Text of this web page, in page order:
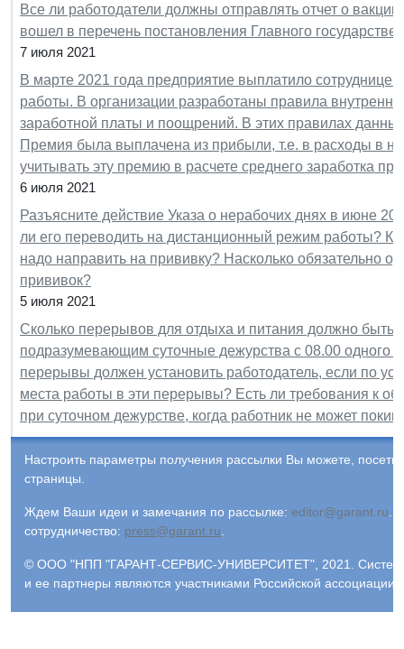
Все ли работодатели должны отправлять отчет о
вошел в перечень постановления Главного
7 июля 2021
В марте 2021 года предприятие выплатило
работы. В организации разработаны правила
заработной платы и поощрений. В этих правилах
Премия была выплачена из прибыли, т.е. в расходы в
учитывать эту премию в расчете среднего заработка
6 июля 2021
Разъясните действие Указа о нерабочих днях в июне
ли его переводить на дистанционный режим работы?
надо направить на прививку? Насколько обязательно
прививок?
5 июля 2021
Сколько перерывов для отдыха и питания должно
подразумевающим суточные дежурства с 08.00 одного
перерывы должен установить работодатель, если по
места работы в эти перерывы? Есть ли требования к
при суточном дежурстве, когда работник не может
Настроить параметры получения рассылки Вы можете,
страницы.
Ждем Ваши идеи и замечания по рассылке: editor@garant.ru
сотрудничество: press@garant.ru
© ООО "НПП "ГАРАНТ-СЕРВИС-УНИВЕРСИТЕТ", 2021. Система
и ее партнеры являются участниками Российской